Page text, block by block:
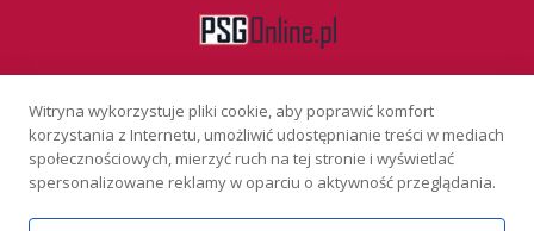
Facebook
KONTAKT REKLAMA POLITYKA PRYWATNOŚCI
Witryna wykorzystuje pliki cookie, aby poprawić komfort
korzystania z Internetu, umożliwić udostępnianie treści w mediach
społecznościowych, mierzyć ruch na tej stronie i wyświetlać
spersonalizowane reklamy w oparciu o aktywność przeglądania.